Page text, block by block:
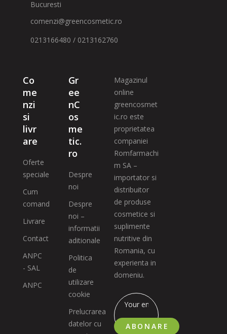
Bucuresti
comenzi@greencosmetic.ro
0213166480 / 0213162760
Co
me
nzi
si
livr
are
Oferte
speciale
Cum
comand
Livrare
Contact
ANPC
- SAL
ANPC
Gr
ee
nC
os
me
tic.
ro
Despre
noi
Despre
noi –
informatii
aditionale
Politica
de
utilizare
cookie
Prelucrarea
datelor cu
Magazinul
online
greencosmet
ic.ro este
proprietatea
companiei
Romfarmachi
m SA –
importator si
distribuitor
de produse
cosmetice si
suplimente
nutritive din
Romania, cu
experienta in
domeniu.
ABONARE